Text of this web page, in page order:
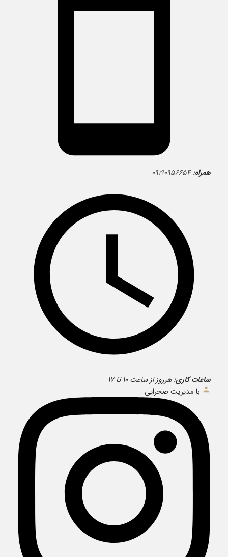
همراه: ۰۹۱۹۰۹۵۶۶۵۴
ساعات کاری: هرروز از ساعت ۱۰ تا ۱۷
با مدیریت صحرایی